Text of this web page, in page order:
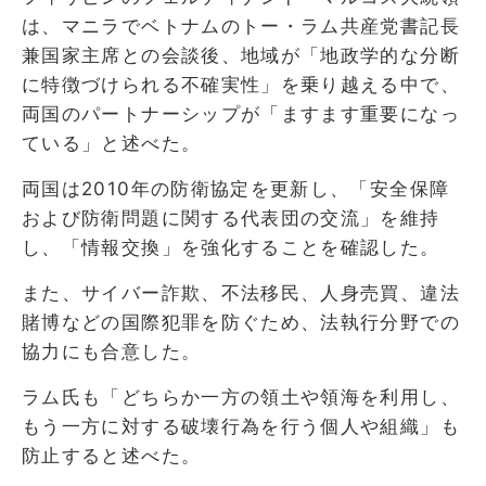
は、マニラでベトナムのトー・ラム共産党書記長
兼国家主席との会談後、地域が「地政学的な分断
に特徴づけられる不確実性」を乗り越える中で、
両国のパートナーシップが「ますます重要になっ
ている」と述べた。
両国は2010年の防衛協定を更新し、「安全保障
および防衛問題に関する代表団の交流」を維持
し、「情報交換」を強化することを確認した。
また、サイバー詐欺、不法移民、人身売買、違法
賭博などの国際犯罪を防ぐため、法執行分野での
協力にも合意した。
ラム氏も「どちらか一方の領土や領海を利用し、
もう一方に対する破壊行為を行う個人や組織」も
防止すると述べた。